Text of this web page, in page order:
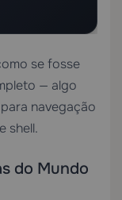
se fosse
— algo
navegação
shell.
do Mundo